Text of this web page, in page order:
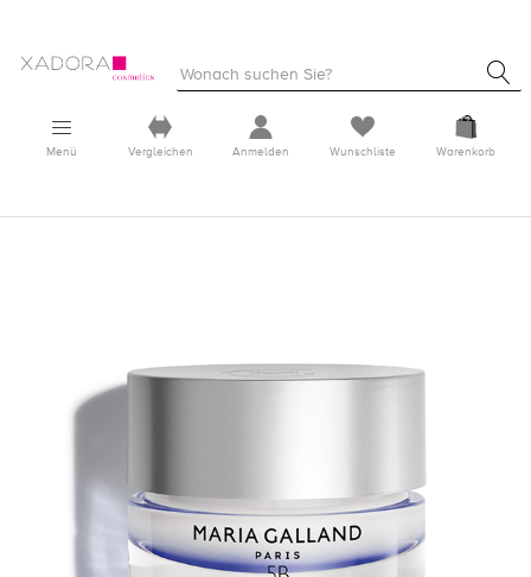
Menü Vergleichen Anmelden Wunschliste Warenkorb